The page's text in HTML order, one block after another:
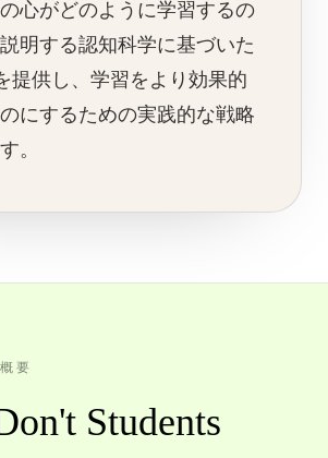
心がどのように学習するの
明する認知科学に基づいた
提供し、学習をより効果的
にするための実践的な戦略
。
要
Students